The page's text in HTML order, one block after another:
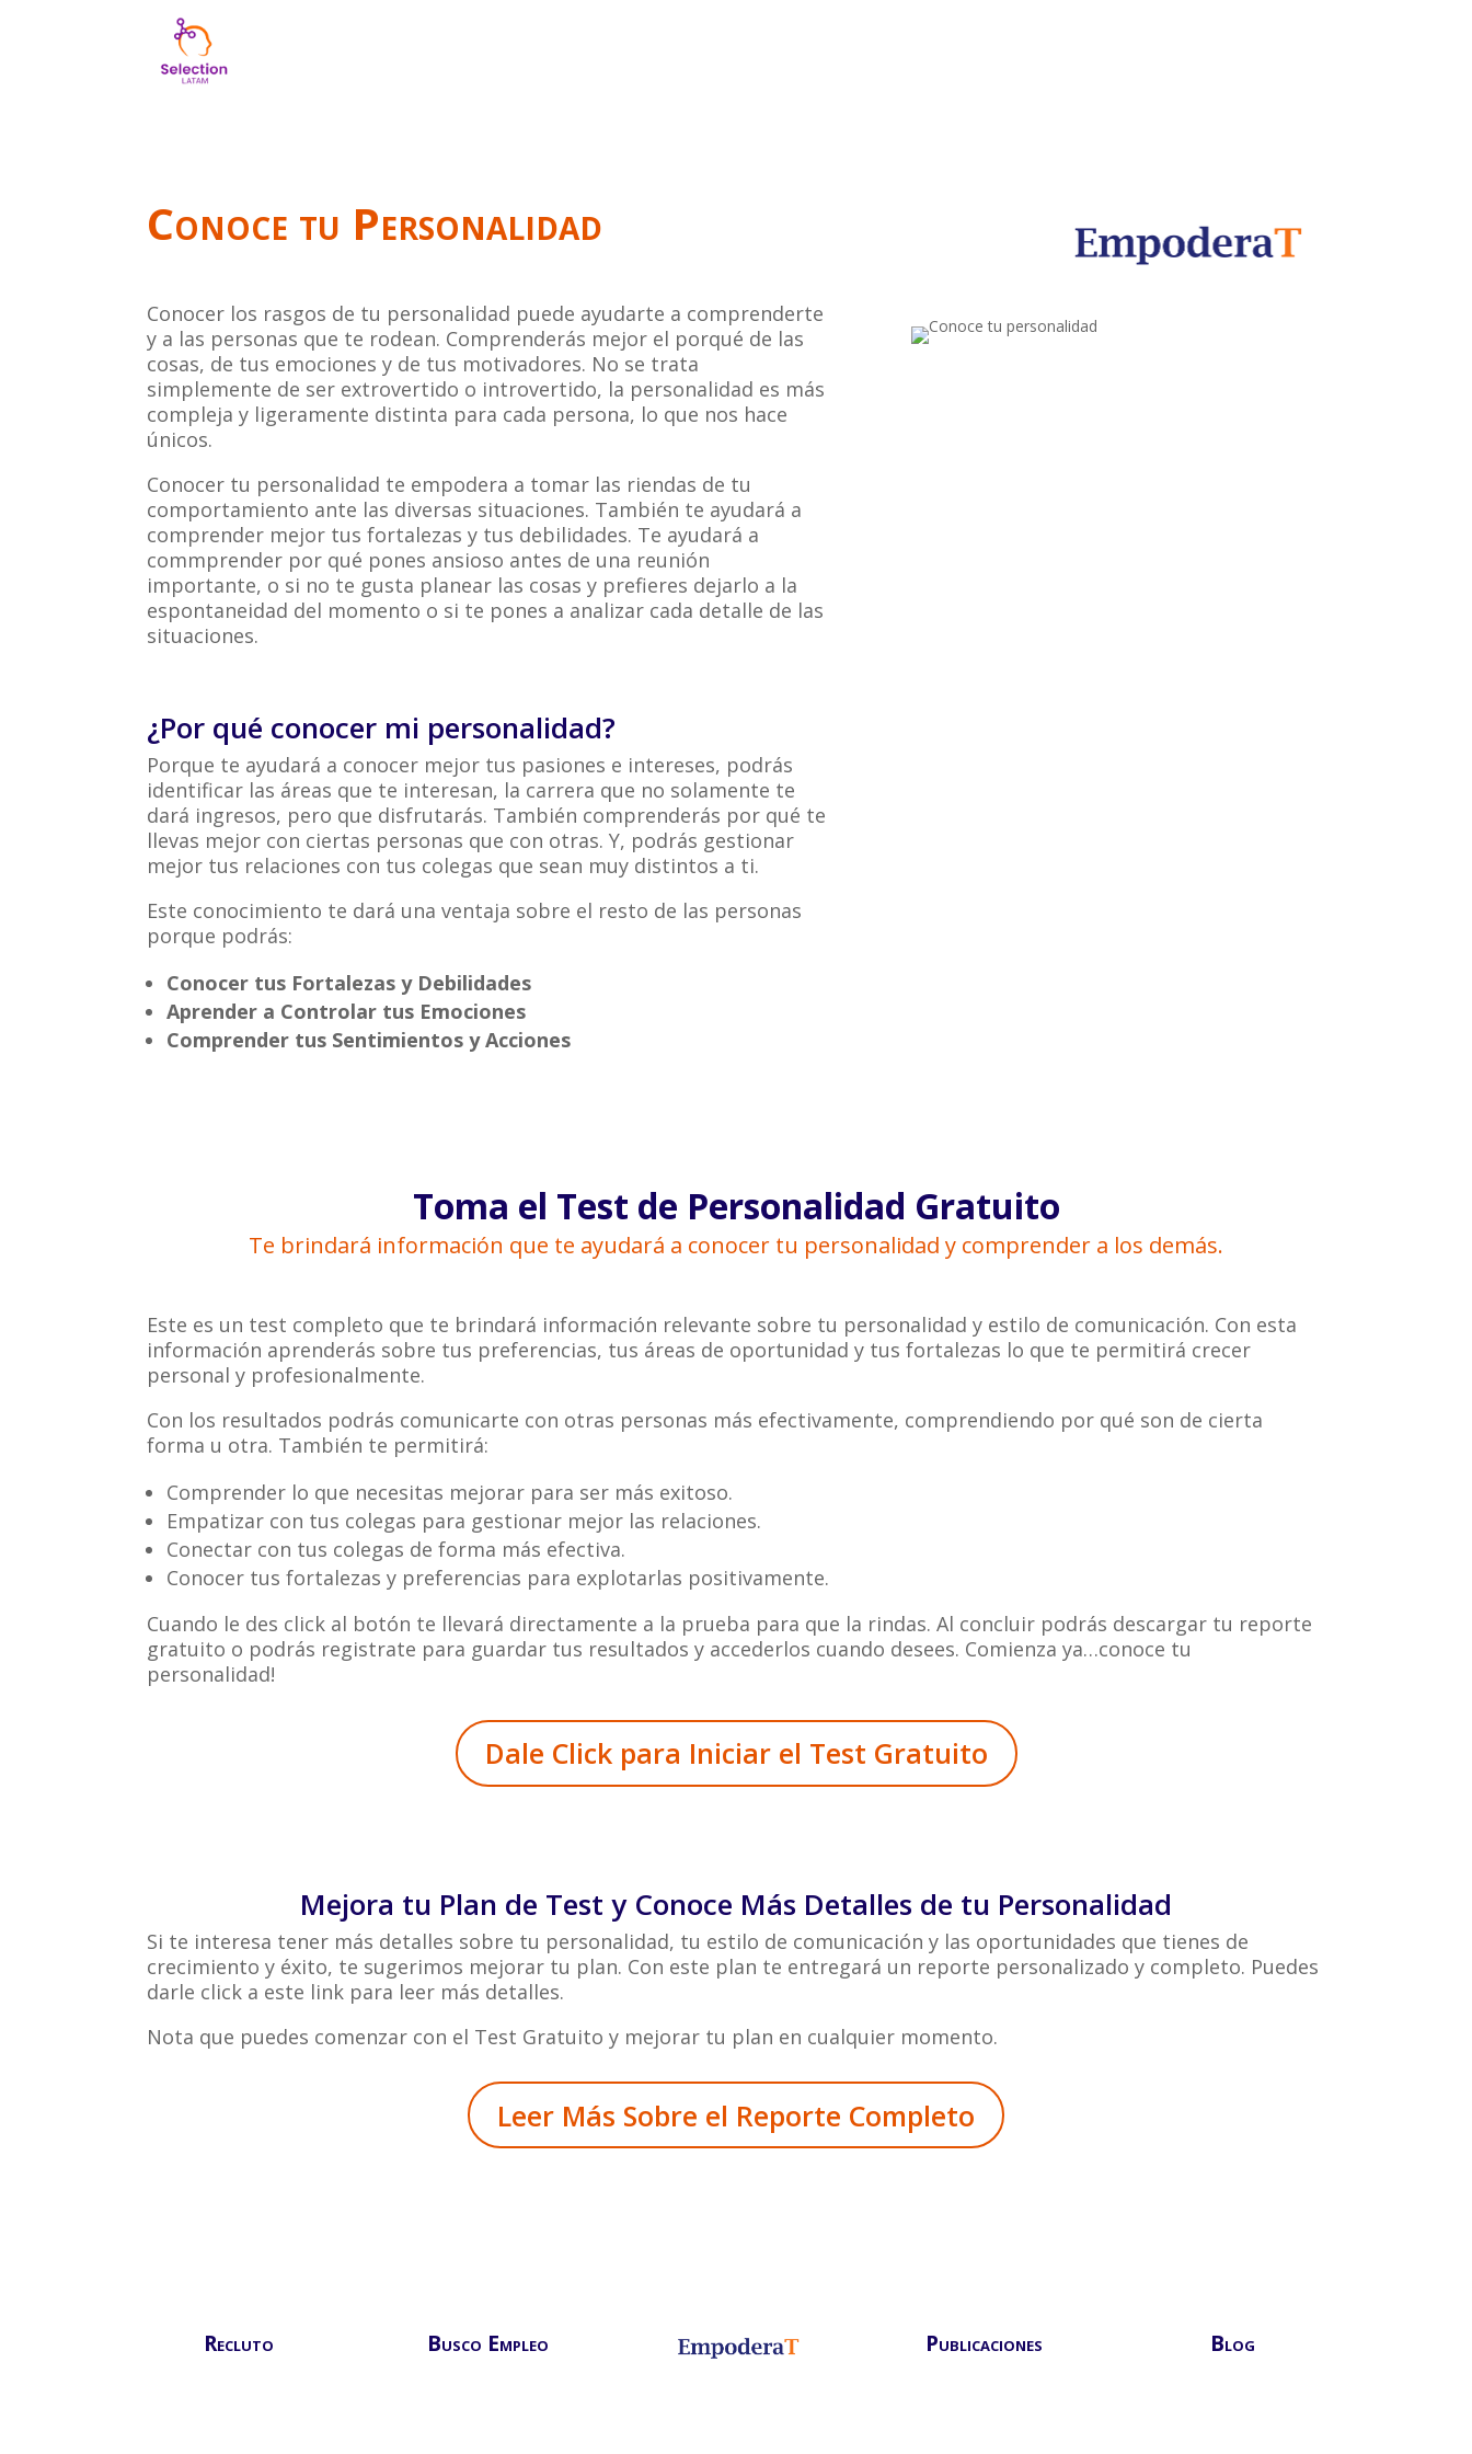
Conoce tu Personalidad
Conocer los rasgos de tu personalidad puede ayudarte a comprenderte
y a las personas que te rodean. Comprenderás mejor el porqué de las
cosas, de tus emociones y de tus motivadores. No se trata
simplemente de ser extrovertido o introvertido, la personalidad es más
compleja y ligeramente distinta para cada persona, lo que nos hace
únicos.
Conocer tu personalidad te empodera a tomar las riendas de tu
comportamiento ante las diversas situaciones. También te ayudará a
comprender mejor tus fortalezas y tus debilidades. Te ayudará a
commprender por qué pones ansioso antes de una reunión
importante, o si no te gusta planear las cosas y prefieres dejarlo a la
espontaneidad del momento o si te pones a analizar cada detalle de las
situaciones.
¿Por qué conocer mi personalidad?
Porque te ayudará a conocer mejor tus pasiones e intereses, podrás
identificar las áreas que te interesan, la carrera que no solamente te
dará ingresos, pero que disfrutarás. También comprenderás por qué te
llevas mejor con ciertas personas que con otras. Y, podrás gestionar
mejor tus relaciones con tus colegas que sean muy distintos a ti.
Este conocimiento te dará una ventaja sobre el resto de las personas
porque podrás:
Conocer tus Fortalezas y Debilidades
Aprender a Controlar tus Emociones
Comprender tus Sentimientos y Acciones
Toma el Test de Personalidad Gratuito
Te brindará información que te ayudará a conocer tu personalidad y comprender a los demás.
Este es un test completo que te brindará información relevante sobre tu personalidad y estilo de comunicación. Con esta
información aprenderás sobre tus preferencias, tus áreas de oportunidad y tus fortalezas lo que te permitirá crecer
personal y profesionalmente.
Con los resultados podrás comunicarte con otras personas más efectivamente, comprendiendo por qué son de cierta
forma u otra. También te permitirá:
Comprender lo que necesitas mejorar para ser más exitoso.
Empatizar con tus colegas para gestionar mejor las relaciones.
Conectar con tus colegas de forma más efectiva.
Conocer tus fortalezas y preferencias para explotarlas positivamente.
Cuando le des click al botón te llevará directamente a la prueba para que la rindas. Al concluir podrás descargar tu reporte
gratuito o podrás registrate para guardar tus resultados y accederlos cuando desees. Comienza ya…conoce tu
personalidad!
Dale Click para Iniciar el Test Gratuito
Mejora tu Plan de Test y Conoce Más Detalles de tu Personalidad
Si te interesa tener más detalles sobre tu personalidad, tu estilo de comunicación y las oportunidades que tienes de
crecimiento y éxito, te sugerimos mejorar tu plan. Con este plan te entregará un reporte personalizado y completo. Puedes
darle click a este link para leer más detalles.
Nota que puedes comenzar con el Test Gratuito y mejorar tu plan en cualquier momento.
Leer Más Sobre el Reporte Completo
Recluto Busco Empleo Publicaciones Blog